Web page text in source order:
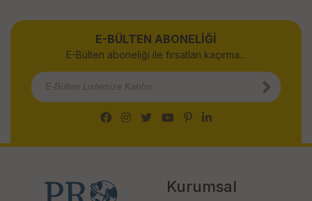
E-BÜLTEN ABONELİĞİ
E-Bülten aboneliği ile fırsatları kaçırma...
Kurumsal